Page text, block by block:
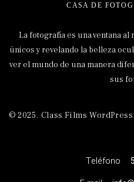
La fotografía es una ventana
únicos y revelando la belleza
ver el mundo de una manera
sus
© 2025. Class Films
Teléfono